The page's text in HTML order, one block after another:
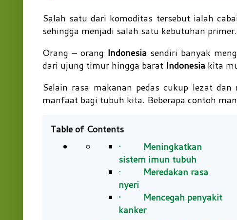
Salah satu dari komoditas tersebut ialah
sehingga menjadi salah satu kebutuhan primer.
Orang – orang Indonesia sendiri banyak
dari ujung timur hingga barat Indonesia kita
Selain rasa makanan pedas cukup lezat
manfaat bagi tubuh kita. Beberapa contoh
Table of Contents
· Meningkatkan
sistem imun tubuh
· Meredakan rasa
nyeri
· Mencegah penyakit
kanker